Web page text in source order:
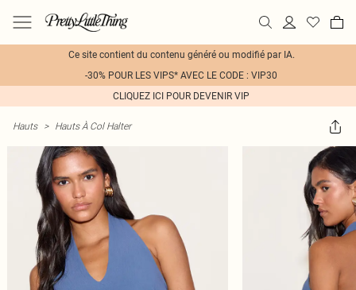
Ce site contient du contenu généré ou modifié par IA.
-30% POUR LES VIPS* AVEC LE CODE : VIP30
CLIQUEZ ICI POUR DEVENIR VIP
Hauts > Hauts À Col Halter